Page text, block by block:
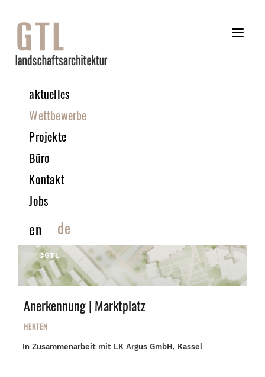
aktuelles
Wettbewerbe
Projekte
Büro
Kontakt
Jobs
en de
©GTL
Anerkennung | Marktplatz
HERTEN
In Zusammenarbeit mit LK Argus GmbH, Kassel